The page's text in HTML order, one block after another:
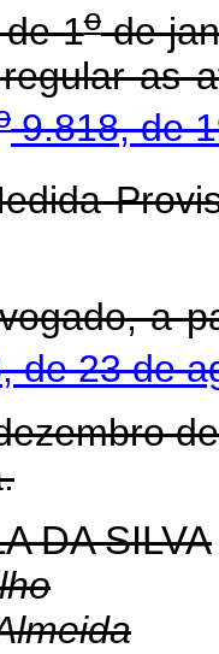
1ode
as
9.818, de
a
de 23 de
DA SILVA